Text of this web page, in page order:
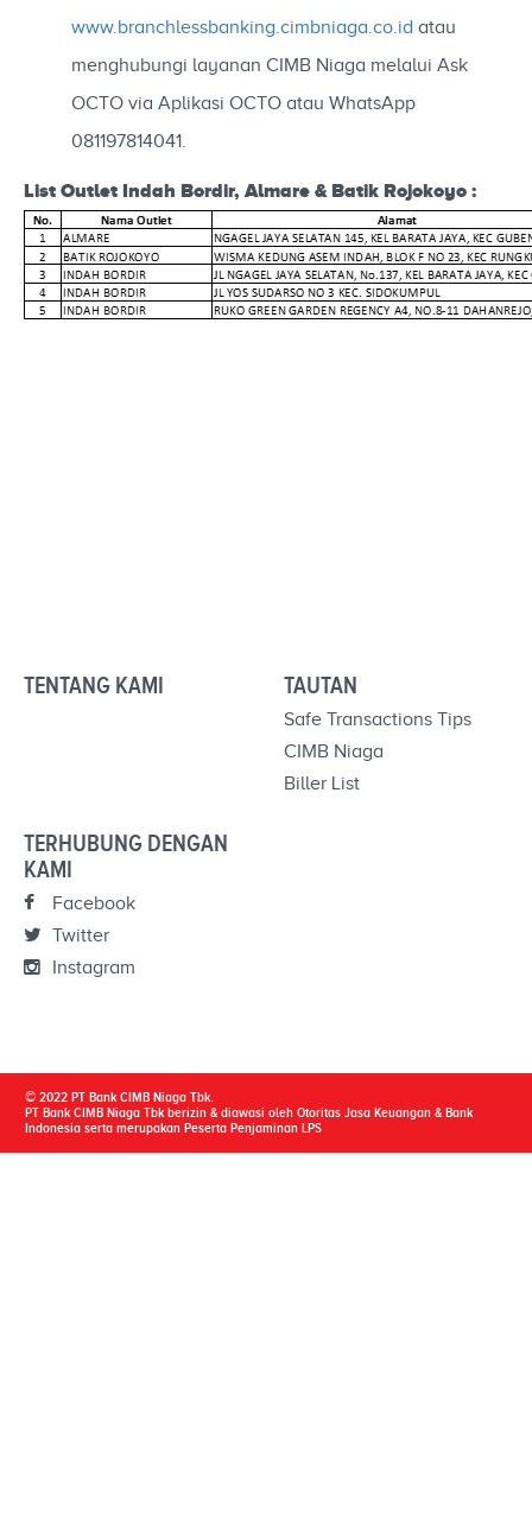
www.branchlessbanking.cimbniaga.co.id atau
menghubungi layanan CIMB Niaga melalui Ask
OCTO via Aplikasi OCTO atau WhatsApp
081197814041.
List Outlet Indah Bordir, Almare & Batik Rojokoyo :
TENTANG KAMI TAUTAN
Safe Transactions Tips
CIMB Niaga
Biller List
TERHUBUNG DENGAN
KAMI
Facebook
Twitter
Instagram
© 2022 PT Bank CIMB Niaga Tbk.
PT Bank CIMB Niaga Tbk berizin & diawasi oleh Otoritas Jasa Keuangan & Bank
Indonesia serta merupakan Peserta Penjaminan LPS